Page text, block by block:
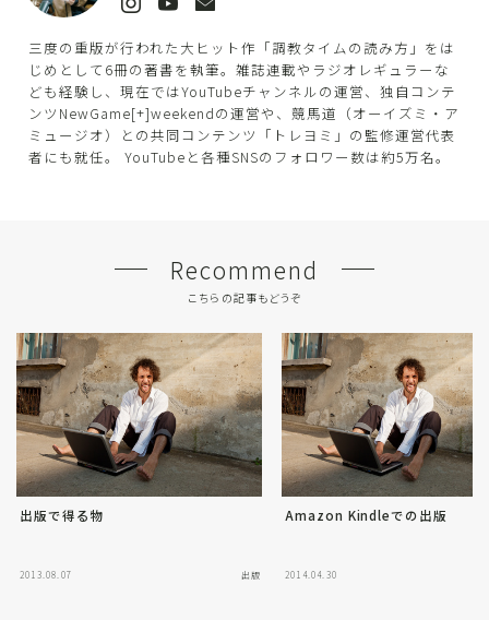
三度の重版が行われた大ヒット作「調教タイムの読み方」をは
じめとして6冊の著書を執筆。雑誌連載やラジオレギュラーな
ども経験し、現在ではYouTubeチャンネルの運営、独自コンテ
ンツNewGame[+]weekendの運営や、競馬道（オーイズミ・ア
ミュージオ）との共同コンテンツ「トレヨミ」の監修運営代表
者にも就任。 YouTubeと各種SNSのフォロワー数は約5万名。
Recommend
こちらの記事もどうぞ
出版で得る物
2013.08.07 出版
Amazon Kindleでの出版
2014.04.30